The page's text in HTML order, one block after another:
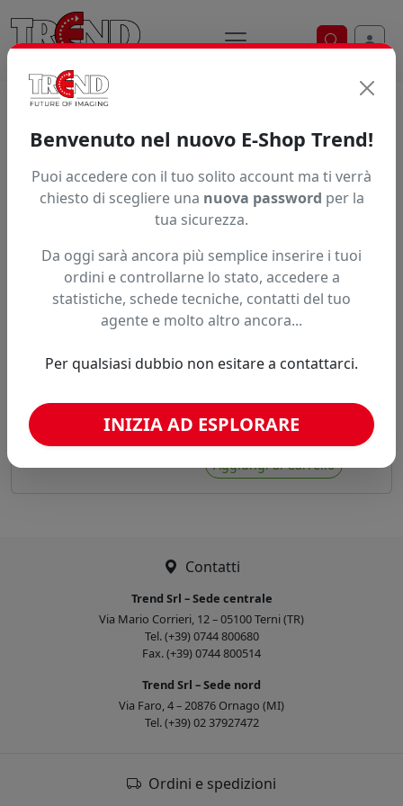
Ricerca
DUAL B OUTDOOR
A partire da:
Accedi per il prezzo riservato
Espositore Bifacciale con cornice
riempibile d’acqua o sabbia per
uso esterno. Dotato di maniglia e
ruote per facilitare il trasporto.
Preferiti
Aggiungi al Carrello
Contatti
Trend Srl – Sede centrale
Via Mario Corrieri, 12 – 05100 Terni (TR)
Tel. (+39) 0744 800680
Fax. (+39) 0744 800514
Trend Srl – Sede nord
Via Faro, 4 – 20876 Ornago (MI)
Tel. (+39) 02 37927472
Ordini e spedizioni
Benvenuto nel nuovo E-Shop Trend!
Puoi accedere con il tuo solito account ma ti verrà
chiesto di scegliere una nuova password per la
tua sicurezza.
Da oggi sarà ancora più semplice inserire i tuoi
ordini e controllarne lo stato, accedere a
statistiche, schede tecniche, contatti del tuo
agente e molto altro ancora...
Per qualsiasi dubbio non esitare a contattarci.
INIZIA AD ESPLORARE